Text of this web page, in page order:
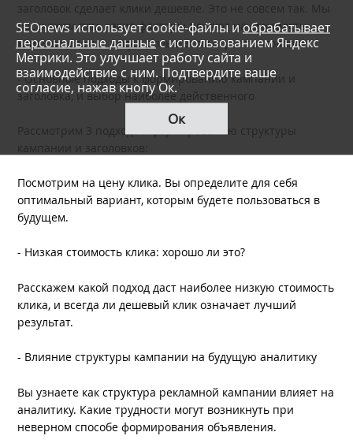
заголовок сделает клики дешевле. Это не совсем так. Мы
расскажем вам, какие факторы влияют на стоимость
клика в целом, и какую роль в этом играет заголовок.
- Основные подходы к формированию кампании и
заголовка, и выбор наиболее действенного
Рассмотрим 3 подхода к формированию структуры
кампании и заголовков:
Посмотрим на цену клика. Вы определите для себя
оптимальный вариант, которым будете пользоваться в
будущем.
- Низкая стоимость клика: хорошо ли это?
Расскажем какой подход даст наиболее низкую стоимость
клика, и всегда ли дешевый клик означает лучший
результат.
- Влияние структуры кампании на будущую аналитику
Вы узнаете как структура рекламной кампании влияет на
аналитику. Какие трудности могут возникнуть при
неверном способе формирования объявления.
SEOnews использует cookie-файлы иобрабатывает
персональные данныес использованием Яндекс
Метрики. Это улучшает работу сайта и
взаимодействие с ним. Подтвердите ваше
согласие, нажав кнопу Ок.
Ок